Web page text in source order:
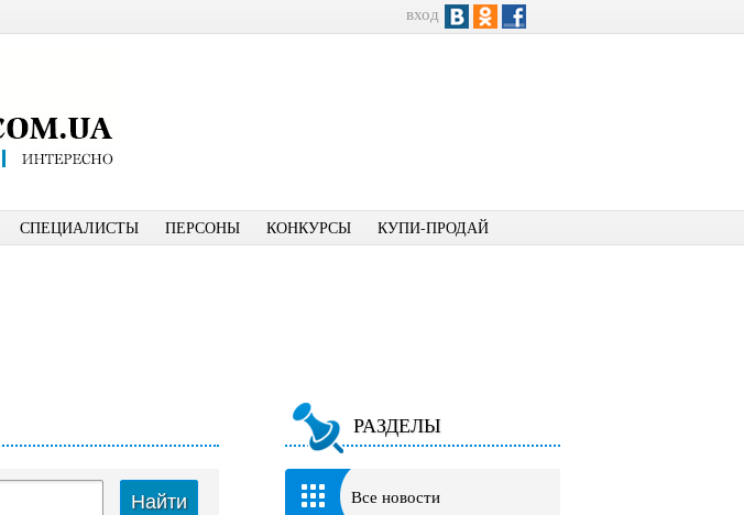
вход
СПЕЦИАЛИСТЫ ПЕРСОНЫ КОНКУРСЫ КУПИ-ПРОДАЙ
Найти
РАЗДЕЛЫ
Все новости